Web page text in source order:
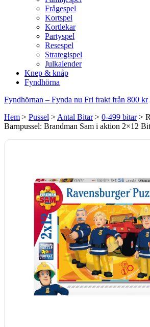
Frågespel
Kortspel
Kortlekar
Partyspel
Resespel
Strategispel
Julkalender
Knep & knåp
Fyndhörna
Fyndhörnan – Fynda nu Fri frakt från 800 kr
Hem > Pussel >Antal Bitar> 0-499 bitar>
Barnpussel: Brandman Sam i aktion 2×12